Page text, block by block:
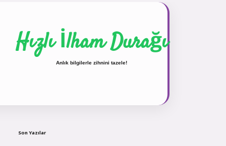
Hızlı İlham Durağı
Anlık bilgilerle zihnini tazele!
Son Yazılar